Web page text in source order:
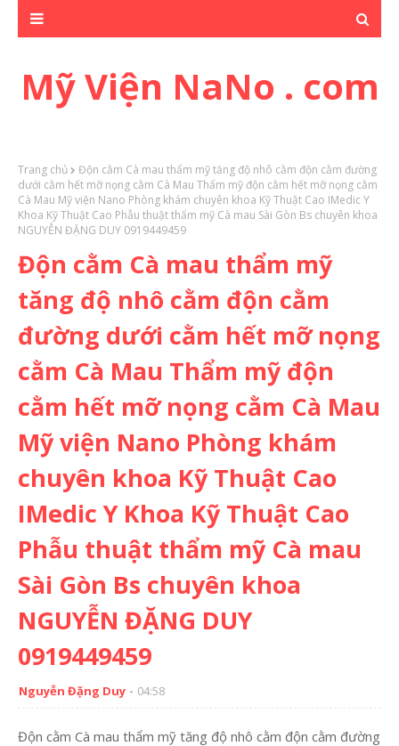
Mỹ Viện NaNo . com
Trang chủ
Độn cằm Cà mau thẩm mỹ tăng độ nhô cằm độn cằm đường
dưới cằm hết mỡ nọng cằm Cà Mau Thẩm mỹ độn cằm hết mỡ nọng cằm
Cà Mau Mỹ viện Nano Phòng khám chuyên khoa Kỹ Thuật Cao IMedic Y
Khoa Kỹ Thuật Cao Phẫu thuật thẩm mỹ Cà mau Sài Gòn Bs chuyên khoa
NGUYỄN ĐẶNG DUY 0919449459
Độn cằm Cà mau thẩm mỹ
tăng độ nhô cằm độn cằm
đường dưới cằm hết mỡ nọng
cằm Cà Mau Thẩm mỹ độn
cằm hết mỡ nọng cằm Cà Mau
Mỹ viện Nano Phòng khám
chuyên khoa Kỹ Thuật Cao
IMedic Y Khoa Kỹ Thuật Cao
Phẫu thuật thẩm mỹ Cà mau
Sài Gòn Bs chuyên khoa
NGUYỄN ĐẶNG DUY
0919449459
Nguyễn Đặng Duy 04:58
Độn cằm Cà mau thẩm mỹ tăng độ nhô cằm độn cằm đường